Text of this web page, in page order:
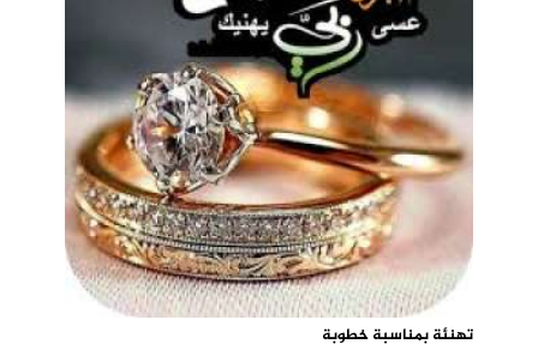
تهنئة بمناسبة خطوبة